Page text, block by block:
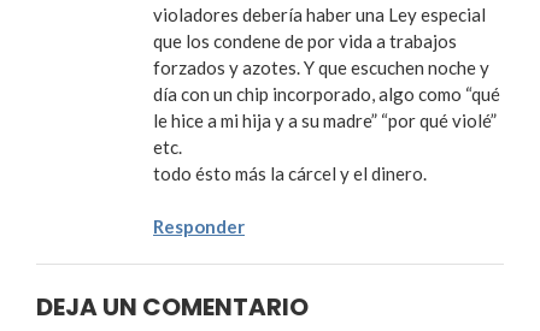
violadores debería haber una Ley especial
que los condene de por vida a trabajos
forzados y azotes. Y que escuchen noche y
día con un chip incorporado, algo como “qué
le hice a mi hija y a su madre” “por qué violé”
etc.
todo ésto más la cárcel y el dinero.
Responder
DEJA UN COMENTARIO